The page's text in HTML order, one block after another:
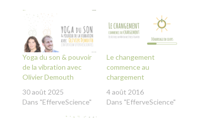
Yoga du son & pouvoir
de la vibration avec
Olivier Demouth
30 août 2025
Dans "EfferveScience"
Le changement
commence au
chargement
4 août 2016
Dans "EfferveScience"